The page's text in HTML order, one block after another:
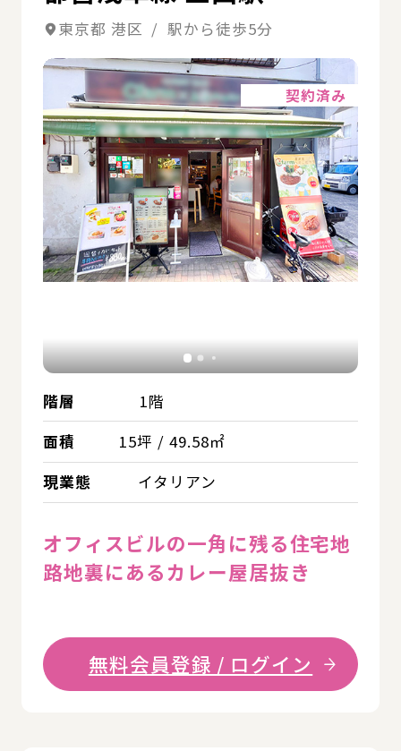
東京都 港区 / 駅から徒歩5分
契約済み
階層
1階
面積
15坪 / 49.58㎡
現業態
イタリアン
オフィスビルの一角に残る住宅地
路地裏にあるカレー屋居抜き
無料会員登録 / ログイン